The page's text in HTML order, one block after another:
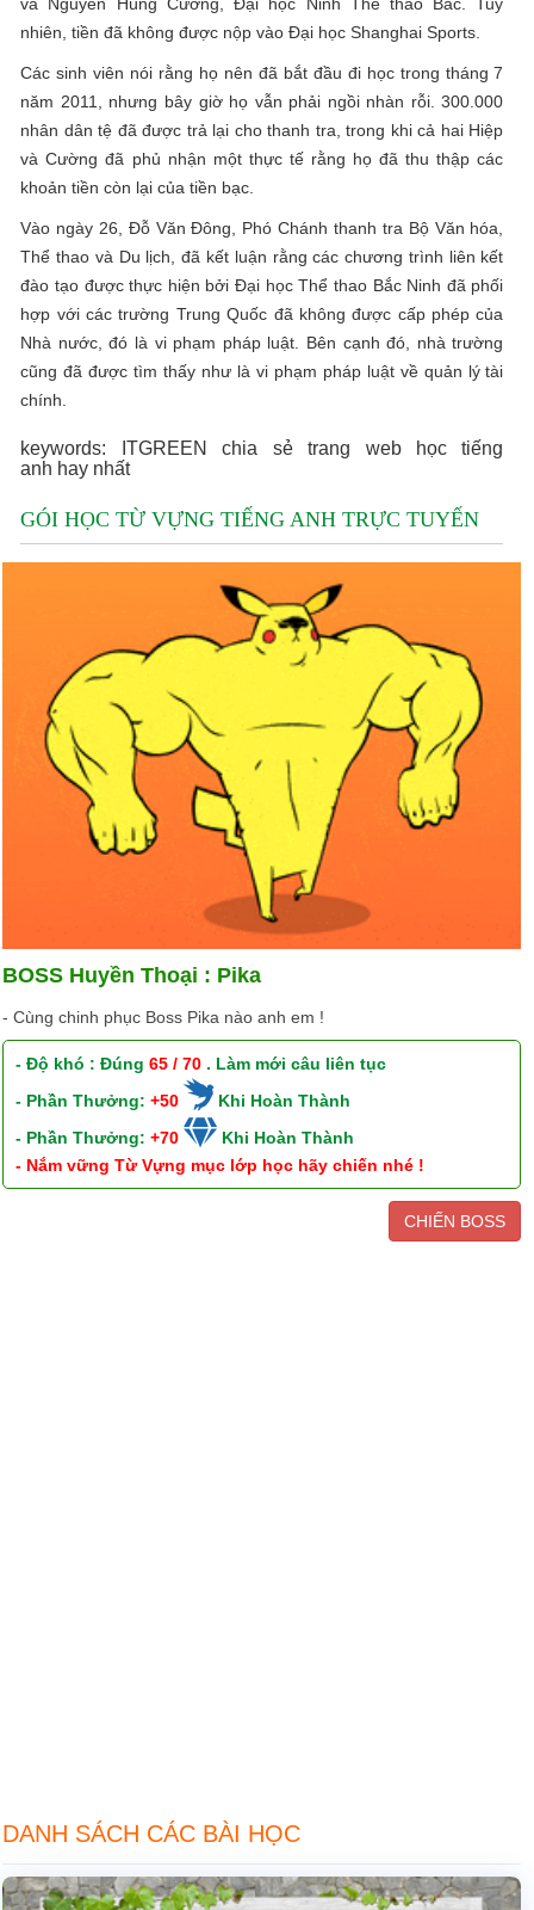
nhiên, tiền đã không được nộp vào Đại học Shanghai Sports.
Các sinh viên nói rằng họ nên đã bắt đầu đi học trong tháng 7
năm 2011, nhưng bây giờ họ vẫn phải ngồi nhàn rỗi. 300.000
nhân dân tệ đã được trả lại cho thanh tra, trong khi cả hai Hiệp
và Cường đã phủ nhận một thực tế rằng họ đã thu thập các
khoản tiền còn lại của tiền bạc.
Vào ngày 26, Đỗ Văn Đông, Phó Chánh thanh tra Bộ Văn hóa,
Thể thao và Du lịch, đã kết luận rằng các chương trình liên kết
đào tạo được thực hiện bởi Đại học Thể thao Bắc Ninh đã phối
hợp với các trường Trung Quốc đã không được cấp phép của
Nhà nước, đó là vi phạm pháp luật. Bên cạnh đó, nhà trường
cũng đã được tìm thấy như là vi phạm pháp luật về quản lý tài
chính.
keywords: ITGREEN chia sẻ trang web học tiếng
anh hay nhất
GÓI HỌC TỪ VỰNG TIẾNG ANH TRỰC TUYẾN
BOSS Huyền Thoại : Pika
- Cùng chinh phục Boss Pika nào anh em !
- Độ khó : Đúng65 / 70 . Làm mới câu liên tục
- Phần Thưởng:+50
Khi Hoàn Thành
- Phần Thưởng:+70
Khi Hoàn Thành
- Nắm vững Từ Vựng mục lớp học hãy chiến nhé !
CHIẾN BOSS
DANH SÁCH CÁC BÀI HỌC